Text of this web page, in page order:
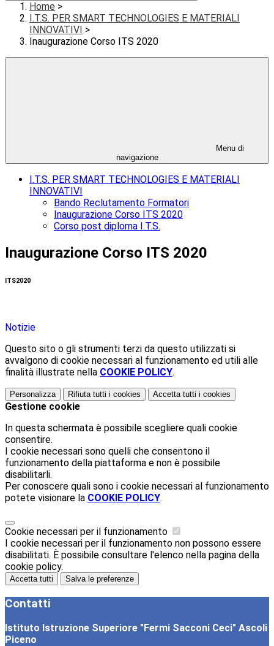
Home >
I.T.S. PER SMART TECHNOLOGIES E MATERIALI
INNOVATIVI >
Inaugurazione Corso ITS 2020
Menu di
navigazione
I.T.S. PER SMART TECHNOLOGIES E MATERIALI
INNOVATIVI
Bando Reclutamento Formatori
Inaugurazione Corso ITS 2020
Corso post diploma I.T.S.
Inaugurazione Corso ITS 2020
ITS2020
Notizie
Questo sito o gli strumenti terzi da questo utilizzati si
avvalgono di cookie necessari al funzionamento ed utili alle
finalità illustrate nella COOKIE POLICY.
Personalizza Rifiuta tutti i cookies Accetta tutti i cookies
Gestione cookie
In questa schermata è possibile scegliere quali cookie
consentire.
I cookie necessari sono quelli che consentono il
funzionamento della piattaforma e non è possibile
disabilitarli.
Per conoscere quali sono i cookie necessari al funzionamento
potete visionare la COOKIE POLICY.
Cookie necessari per il funzionamento
I cookie necessari per il funzionamento non possono essere
disabilitati. È possibile consultare l'elenco nella pagina della
cookie policy.
Accetta tutti Salva le preferenze
Contatti
Istituto Istruzione Superiore "Fermi Sacconi Ceci" Ascoli
Piceno